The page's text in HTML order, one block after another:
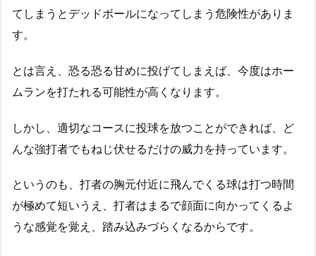
てしまうとデッドボールになってしまう危険性がありま
す。
とは言え、恐る恐る甘めに投げてしまえば、今度はホー
ムランを打たれる可能性が高くなります。
しかし、適切なコースに投球を放つことができれば、ど
んな強打者でもねじ伏せるだけの威力を持っています。
というのも、打者の胸元付近に飛んでくる球は打つ時間
が極めて短いうえ、打者はまるで顔面に向かってくるよ
うな感覚を覚え、踏み込みづらくなるからです。